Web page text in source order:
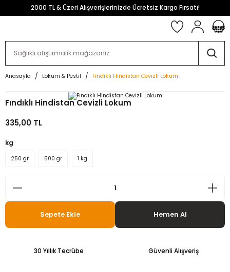
2000 TL & Üzeri Alışverişlerinizde Ücretsiz Kargo Fırsatı!
Anasayfa Lokum & Pestil Fındıklı Hindistan Cevizli Lokum
Fındıklı Hindistan Cevizli Lokum
335,00 TL
kg
250 gr 500 gr 1 kg
Sepete Ekle Hemen Al
30 Yıllık Tecrübe Güvenli Alışveriş